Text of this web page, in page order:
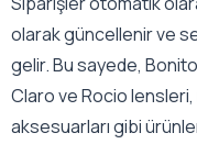
olarak güncellenir ve
gelir. Bu sayede,
Claro ve Rocio
aksesuarları gibi